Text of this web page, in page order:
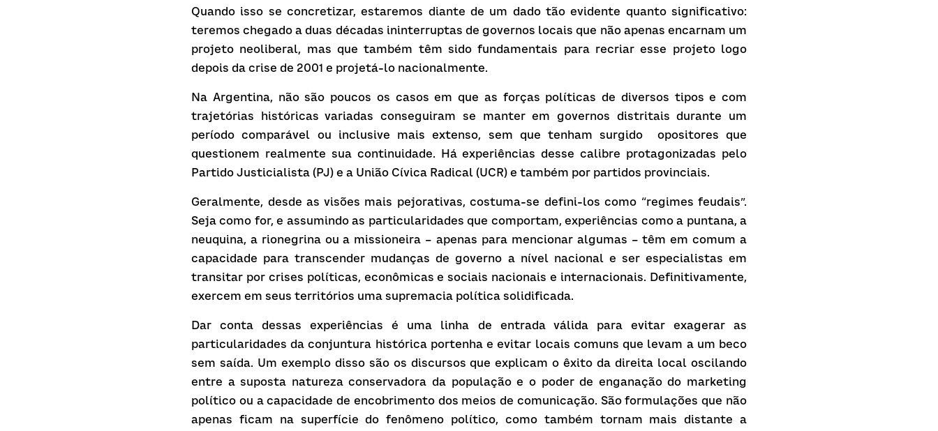
Quando isso se concretizar, estaremos diante de um dado tão evidente quanto significativo:
teremos chegado a duas décadas ininterruptas de governos locais que não apenas encarnam um
projeto neoliberal, mas que também têm sido fundamentais para recriar esse projeto logo
depois da crise de 2001 e projetá-lo nacionalmente.
Na Argentina, não são poucos os casos em que as forças políticas de diversos tipos e com
trajetórias históricas variadas conseguiram se manter em governos distritais durante um
período comparável ou inclusive mais extenso, sem que tenham surgido  opositores que
questionem realmente sua continuidade. Há experiências desse calibre protagonizadas pelo
Partido Justicialista (PJ) e a União Cívica Radical (UCR) e também por partidos provinciais.
Geralmente, desde as visões mais pejorativas, costuma-se defini-los como “regimes feudais”.
Seja como for, e assumindo as particularidades que comportam, experiências como a puntana, a
neuquina, a rionegrina ou a missioneira – apenas para mencionar algumas – têm em comum a
capacidade para transcender mudanças de governo a nível nacional e ser especialistas em
transitar por crises políticas, econômicas e sociais nacionais e internacionais. Definitivamente,
exercem em seus territórios uma supremacia política solidificada.
Dar conta dessas experiências é uma linha de entrada válida para evitar exagerar as
particularidades da conjuntura histórica portenha e evitar locais comuns que levam a um beco
sem saída. Um exemplo disso são os discursos que explicam o êxito da direita local oscilando
entre a suposta natureza conservadora da população e o poder de enganação do marketing
político ou a capacidade de encobrimento dos meios de comunicação. São formulações que não
apenas ficam na superfície do fenômeno político, como também tornam mais distante a